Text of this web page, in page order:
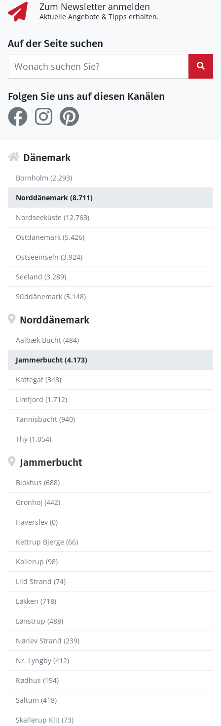
Zum Newsletter anmelden
Aktuelle Angebote & Tipps erhalten.
Auf der Seite suchen
Folgen Sie uns auf diesen Kanälen
Dänemark
Bornholm (2.293)
Norddänemark (8.711)
Nordseeküste (12.763)
Ostdänemark (5.426)
Ostseeinseln (3.924)
Seeland (3.289)
Süddänemark (5.148)
Norddänemark
Aalbæk Bucht (484)
Jammerbucht (4.173)
Kattegat (348)
Limfjord (1.712)
Tannisbucht (940)
Thy (1.054)
Jammerbucht
Blokhus (688)
Gronhoj (442)
Haverslev (0)
Kettrup Bjerge (66)
Kollerup (98)
Lild Strand (74)
Løkken (718)
Lønstrup (488)
Nørlev Strand (239)
Nr. Lyngby (412)
Rødhus (194)
Saltum (418)
Skallerup Klit (73)